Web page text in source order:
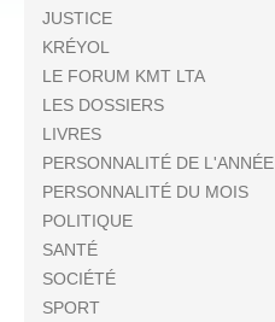
JUSTICE
KRÉYOL
LE FORUM KMT LTA
LES DOSSIERS
LIVRES
PERSONNALITÉ DE L'ANNÉE
PERSONNALITÉ DU MOIS
POLITIQUE
SANTÉ
SOCIÉTÉ
SPORT